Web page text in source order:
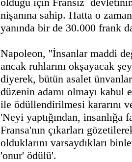
nişanına sahip. Hatta o
yanında bir de 30.000 frank
Napoleon, ''İnsanlar maddi
ancak ruhlarını okşayacak
diyerek, bütün asalet
düzenin adamı olmayı kabul
ile ödüllendirilmesi kararını
'Neyi yaptığından, insanlığa
Fransa'nın çıkarları
olduklarını varsaydıkları
'onur' ödülü'.